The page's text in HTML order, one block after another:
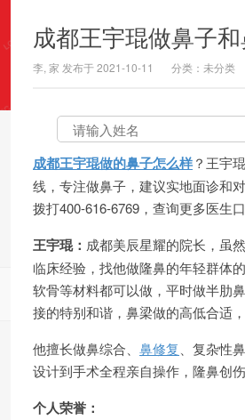
成都王宇琨做鼻子
李, 家 发布于 2021-10-11 分类：未分类
成都王宇琨做的鼻子怎么样？王宇
线，专注做鼻子，建议实地面诊和
拨打400-616-6769，查询更多医生口
王宇琨： 成都美辰星耀的院长，虽
临床经验，找他做隆鼻的年轻群体
软骨等材料都可以做，平时做半肋
接的特别和谐，鼻梁做的高低合适
他擅长做鼻综合、 鼻修复 、复杂性
设计到手术全程亲自操作，隆鼻创
个人荣誉：